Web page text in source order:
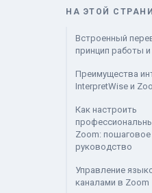
НА ЭТОЙ
Встроенный
принцип работы и
Преимущества
InterpretWise и
Как настроить
Zoom: пошаговое
руководство
Управление
каналами в Zoom